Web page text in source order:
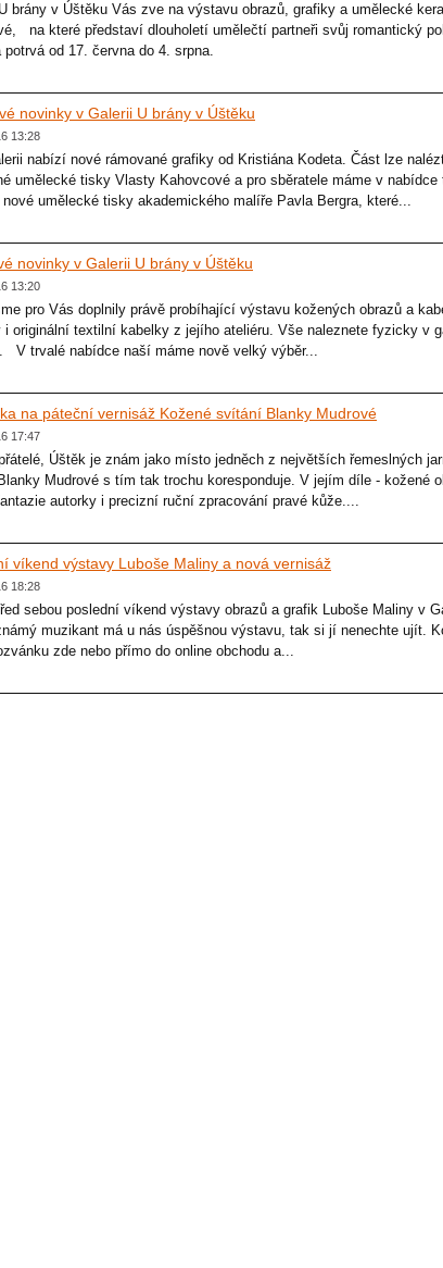
brány v Úštěku Vás zve na výstavu obrazů, grafiky a umělecké
na které představí dlouholetí umělečtí partneři svůj romantický
potrvá od 17. června do 4. srpna.
novinky v Galerii U brány v Úštěku
13:28
nabízí nové rámované grafiky od Kristiána Kodeta. Část lze
umělecké tisky Vlasty Kahovcové a pro sběratele máme v
umělecké tisky akademického malíře Pavla Bergra, které...
novinky v Galerii U brány v Úštěku
13:20
pro Vás doplnily právě probíhající výstavu kožených obrazů a
i originální textilní kabelky z jejího ateliéru. Vše naleznete fyzicky v
V trvalé nabídce naší máme nově velký výběr...
na páteční vernisáž Kožené svítání Blanky Mudrové
17:47
Úštěk je znám jako místo jedněch z největších řemeslných
Mudrové s tím tak trochu koresponduje. V jejím díle - kožené
autorky i precizní ruční zpracování pravé kůže....
víkend výstavy Luboše Maliny a nová vernisáž
18:28
sebou poslední víkend výstavy obrazů a grafik Luboše Maliny v
muzikant má u nás úspěšnou výstavu, tak si jí nenechte ujít.
zde nebo přímo do online obchodu a...